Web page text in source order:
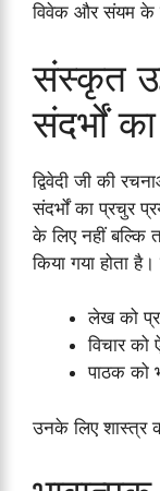
विवेक और संयम के
संस्कृत
संदर्भों
द्विवेदी जी की
संदर्भों का प्रचुर
के लिए नहीं बल्कि
किया गया होता
लेख को
विचार को
पाठक को
उनके लिए शास्त्र